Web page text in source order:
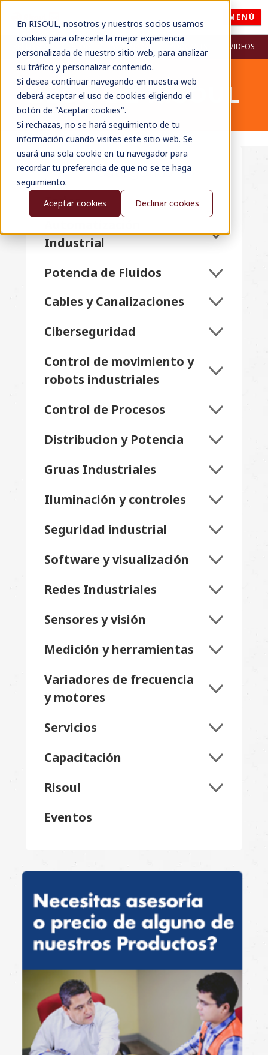
En RISOUL, nosotros y nuestros socios usamos
cookies para ofrecerle la mejor experiencia
personalizada de nuestro sitio web, para analizar
su tráfico y personalizar contenido.
Si desea continuar navegando en nuestra web
deberá aceptar el uso de cookies eligiendo el
botón de "Aceptar cookies".
Si rechazas, no se hará seguimiento de tu
información cuando visites este sitio web. Se
usará una sola cookie en tu navegador para
recordar tu preferencia de que no se te haga
seguimiento.
Aceptar cookies
Declinar cookies
MENÚ
RECURSOS WEBINARS VIDEOS
BLOG DE RISOUL
Categorías
Todos
Industrial
Potencia de Fluidos
Cables y Canalizaciones
Ciberseguridad
Control de movimiento y
robots industriales
Control de Procesos
Distribucion y Potencia
Gruas Industriales
Iluminación y controles
Seguridad industrial
Software y visualización
Redes Industriales
Sensores y visión
Medición y herramientas
Variadores de frecuencia
y motores
Servicios
Capacitación
Risoul
Eventos